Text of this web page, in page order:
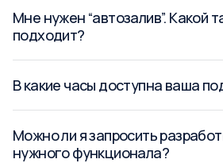
Мне нужен “автозалив”. Какой
подходит?
В какие часы доступна ваша
Можно ли я запросить
нужного функционала?